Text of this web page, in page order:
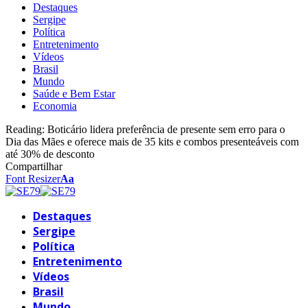
Destaques
Sergipe
Política
Entretenimento
Vídeos
Brasil
Mundo
Saúde e Bem Estar
Economia
Reading: Boticário lidera preferência de presente sem erro para o
Dia das Mães e oferece mais de 35 kits e combos presenteáveis com
até 30% de desconto
Compartilhar
Font ResizerAa
Destaques
Sergipe
Política
Entretenimento
Vídeos
Brasil